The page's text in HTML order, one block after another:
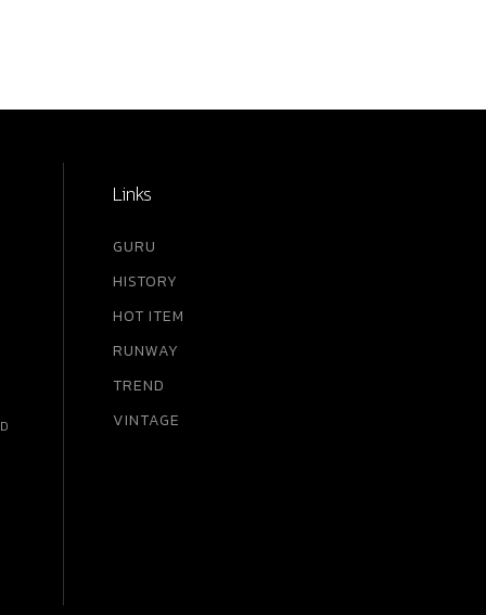
Links
GURU
HISTORY
HOT ITEM
RUNWAY
TREND
VINTAGE